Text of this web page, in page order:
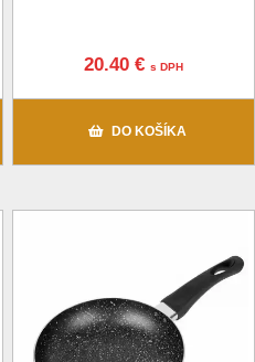
20.40 €s DPH
DO KOŠÍKA